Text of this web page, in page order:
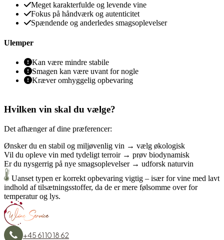
Meget karakterfulde og levende vine
Fokus på håndværk og autenticitet
Spændende og anderledes smagsoplevelser
Ulemper
Kan være mindre stabile
Smagen kan være uvant for nogle
Kræver omhyggelig opbevaring
Hvilken vin skal du vælge?
Det afhænger af dine præferencer:
Ønsker du en stabil og miljøvenlig vin → vælg økologisk
Vil du opleve vin med tydeligt terroir → prøv biodynamisk
Er du nysgerrig på nye smagsoplevelser → udforsk naturvin
Uanset typen er korrekt opbevaring vigtig – især for vine med lavt
indhold af tilsætningsstoffer, da de er mere følsomme over for
temperatur og lys.
+45 61 10 18 62